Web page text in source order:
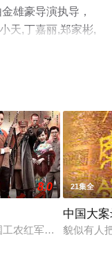
雄豪导演执导，
天,丁嘉丽,郑家彬,
董思成,左叶,此沙
版电视剧全集就
述1939年11月，日
8.0
工农红军长征胜利80
21集全
中国大
貌似有人